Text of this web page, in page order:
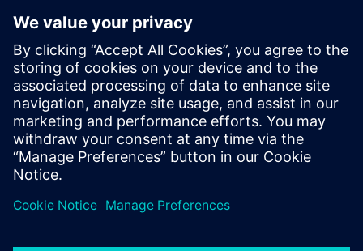
További információk
Esettanulmány: Betolakodók észlelése a Coop Svájcban
Esettanulmány: Csatlakoztatott biztonsági megoldás
Odense számára
Feltételek
Egyik sem